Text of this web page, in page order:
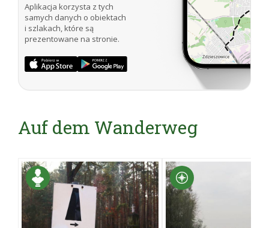
Aplikacja korzysta z tych
samych danych o obiektach
i szlakach, które są
prezentowane na stronie.
Auf dem Wanderweg